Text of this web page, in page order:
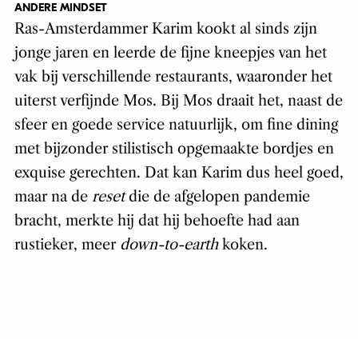
ANDERE MINDSET
Ras-Amsterdammer Karim kookt al sinds zijn
jonge jaren en leerde de fijne kneepjes van het
vak bij verschillende restaurants, waaronder het
uiterst verfijnde Mos. Bij Mos draait het, naast de
sfeer en goede service natuurlijk, om fine dining
met bijzonder stilistisch opgemaakte bordjes en
exquise gerechten. Dat kan Karim dus heel goed,
maar na de resetdie de afgelopen pandemie
bracht, merkte hij dat hij behoefte had aan
rustieker, meer down-to-earthkoken.